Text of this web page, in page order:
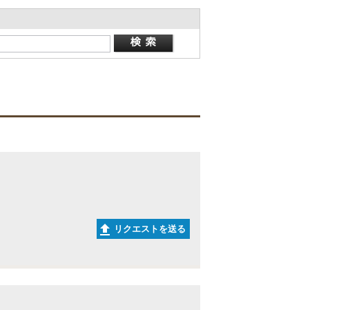
リクエストを送る